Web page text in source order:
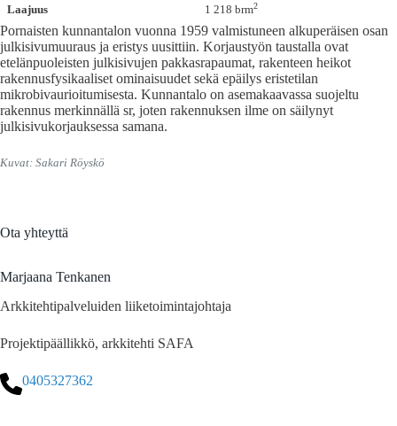
Laajuus
1 218 brm2
Pornaisten kunnantalon vuonna 1959 valmistuneen alkuperäisen osan
julkisivumuuraus ja eristys uusittiin. Korjaustyön taustalla ovat
etelänpuoleisten julkisivujen pakkasrapaumat, rakenteen heikot
rakennusfysikaaliset ominaisuudet sekä epäilys eristetilan
mikrobivaurioitumisesta. Kunnantalo on asemakaavassa suojeltu
rakennus merkinnällä sr, joten rakennuksen ilme on säilynyt
julkisivukorjauksessa samana.
Kuvat: Sakari Röyskö
Ota yhteyttä
Marjaana Tenkanen
Arkkitehtipalveluiden liiketoimintajohtaja
Projektipäällikkö, arkkitehti SAFA
0405327362